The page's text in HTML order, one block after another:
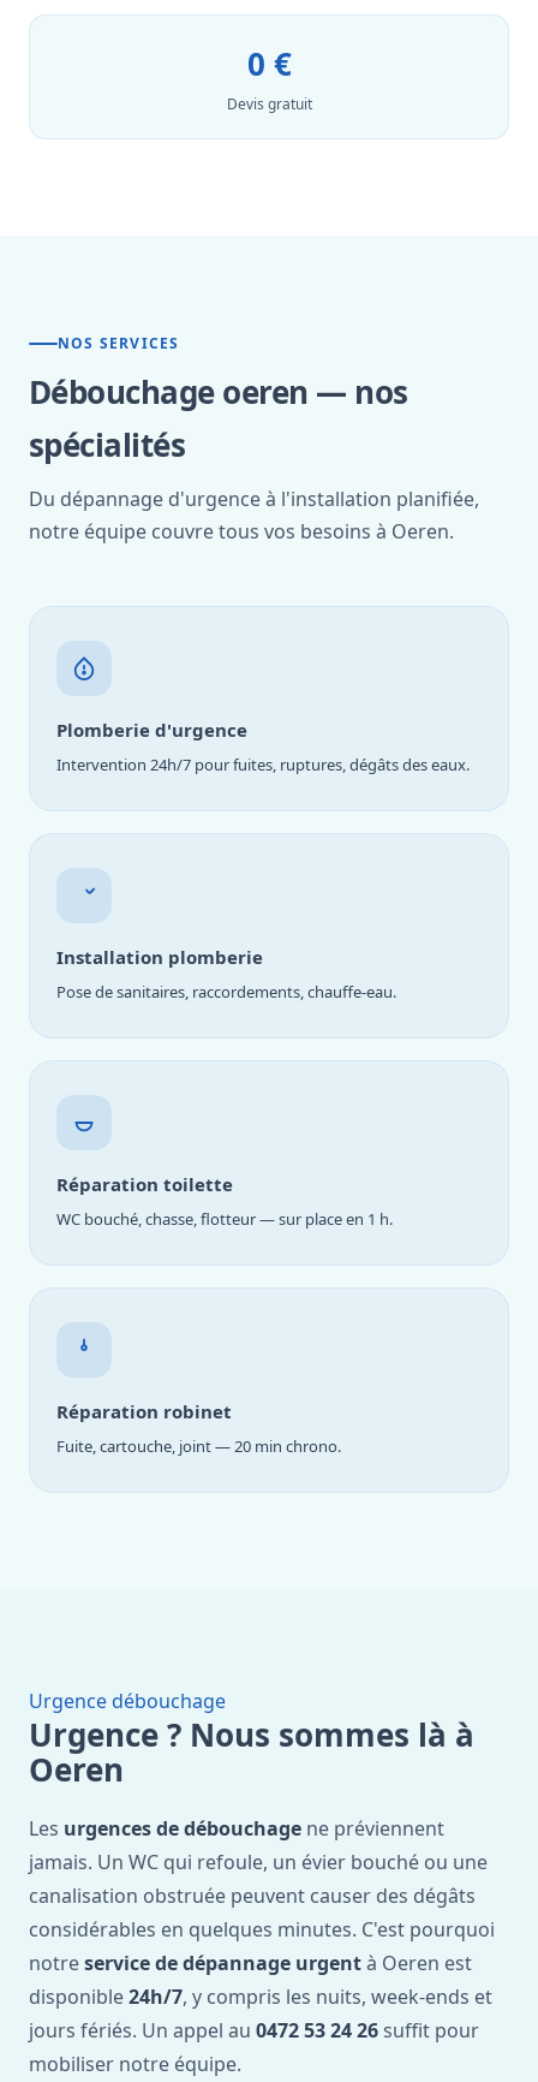
0 €
Devis gratuit
NOS SERVICES
Débouchage oeren — nos
spécialités
Du dépannage d'urgence à l'installation planifiée,
notre équipe couvre tous vos besoins à Oeren.
Plomberie d'urgence
Intervention 24h/7 pour fuites, ruptures, dégâts des eaux.
Installation plomberie
Pose de sanitaires, raccordements, chauffe-eau.
Réparation toilette
WC bouché, chasse, flotteur — sur place en 1 h.
Réparation robinet
Fuite, cartouche, joint — 20 min chrono.
Urgence débouchage
Urgence ? Nous sommes là à
Oeren
Les urgences de débouchage ne préviennent
jamais. Un WC qui refoule, un évier bouché ou une
canalisation obstruée peuvent causer des dégâts
considérables en quelques minutes. C'est pourquoi
notreservice de dépannage urgentà Oeren est
disponible24h/7, y compris les nuits, week-ends et
jours fériés. Un appel au 0472 53 24 26 suffit pour
mobiliser notre équipe.